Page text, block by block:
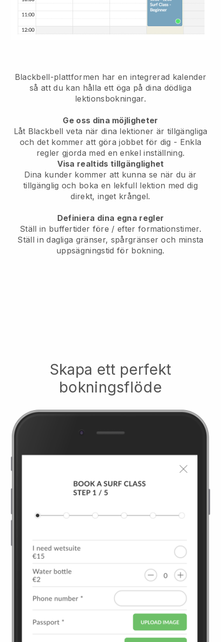
Blackbell-plattformen haren integrerad kalender
så att du kan hålla ett öga på dina dödliga
lektionsbokningar.
Ge oss dina möjligheter
Låt Blackbell veta när dina lektioner är tillgängliga
och det kommer att göra jobbet för dig - Enkla
regler gjorda med en enkel inställning.
Visa realtids tillgänglighet
Dina kunder kommer att kunna se när du är
tillgänglig och boka en lekfull lektion med dig
direkt, inget krångel.
Definiera dina egna regler
Ställ in buffertider före / efter formationstimer.
Ställ in dagliga gränser, spårgränser och minsta
uppsägningstid för bokning.
Skapa ett perfekt
bokningsflöde